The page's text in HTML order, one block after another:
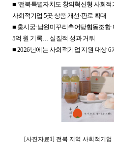
■ ‘전북특별자치도 창의혁신형 사회적
사회적기업 5곳 상품 개선·판로 확대
■ 홍시궁·남원미꾸리추어탕협동조합
5억 원 기록… 실질적 성과 거둬
■ 2026년에는 사회적기업 지원 대상6
[사진자료 1] 전북 지역 사회적기